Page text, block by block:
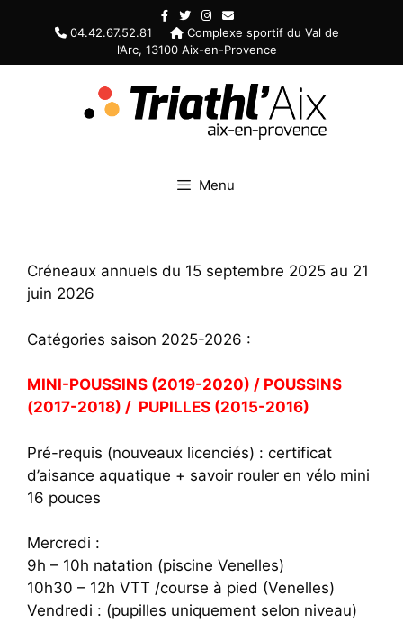
04.42.67.52.81
Complexe sportif du Val de
l’Arc, 13100 Aix-en-Provence
Menu
Créneaux annuels du 15 septembre 2025 au 21
juin 2026
Catégories saison 2025-2026 :
MINI-POUSSINS (2019-2020) / POUSSINS
(2017-2018) / PUPILLES (2015-2016)
Pré-requis (nouveaux licenciés) : certificat
d’aisance aquatique + savoir rouler en vélo mini
16 pouces
Mercredi :
9h – 10h natation (piscine Venelles)
10h30 – 12h VTT /course à pied (Venelles)
Vendredi : (pupilles uniquement selon niveau)